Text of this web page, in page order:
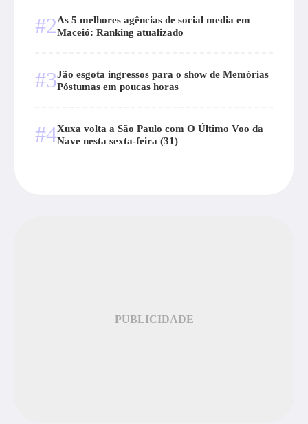
#2As 5 melhores agências de social media em
Maceió: Ranking atualizado
#3Jão esgota ingressos para o show de Memórias
Póstumas em poucas horas
#4Xuxa volta a São Paulo com O Último Voo da
Nave nesta sexta-feira (31)
PUBLICIDADE